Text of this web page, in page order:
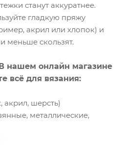
станут аккуратнее.
гладкую пряжу
акрил или хлопок) и
меньше скользят.
нашем онлайн магазине
всё для вязания:
акрил, шерсть)
металлические,